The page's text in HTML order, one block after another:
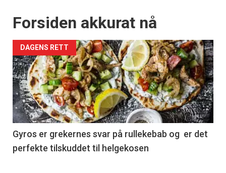
Forsiden akkurat nå
DAGENS RETT
Gyros er grekernes svar på rullekebab og er det
perfekte tilskuddet til helgekosen